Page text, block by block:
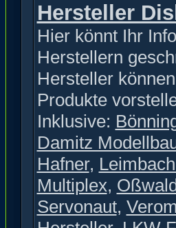
Hersteller
Hier könnt Ihr
Herstellern
Hersteller
Produkte
Inklusive:
Damitz
Hafner,
Multiplex,
Servonaut,